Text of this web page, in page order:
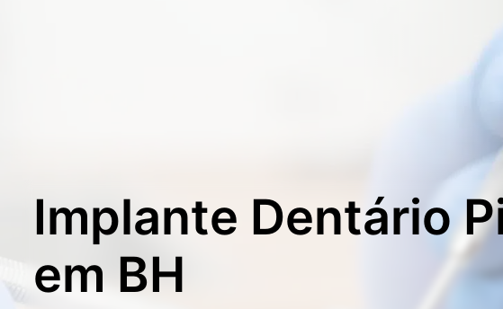
Implante Dentário
em BH